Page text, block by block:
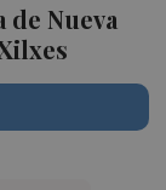
de Nueva